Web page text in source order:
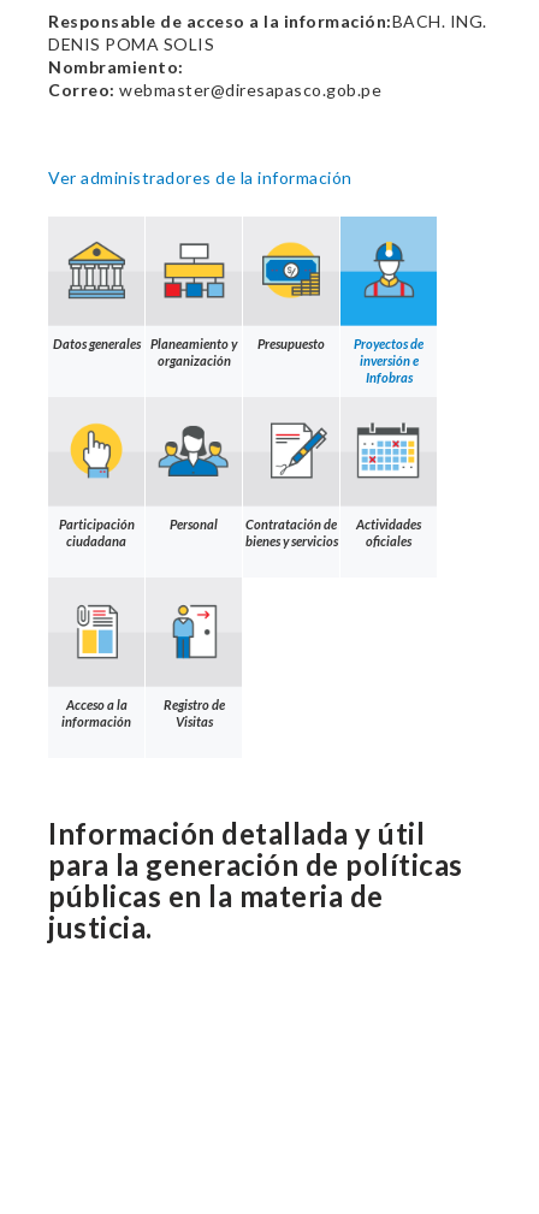
Responsable de acceso a la información:BACH. ING.
DENIS POMA SOLIS
Nombramiento:
Correo: webmaster@diresapasco.gob.pe
Ver administradores de la información
Datos generales
Planeamiento y
organización
Presupuesto
Proyectos de
inversión e
Infobras
Participación
ciudadana
Personal
Contratación de
bienes y servicios
Actividades
oficiales
Acceso a la
información
Registro de
Visitas
Información detallada y útil
para la generación de políticas
públicas en la materia de
justicia.